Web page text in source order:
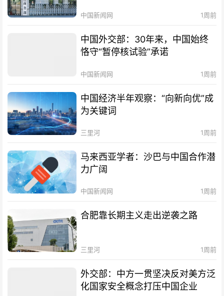
中国新闻网 1周前
中国外交部：30年来，中国始终
恪守“暂停核试验”承诺
中国新闻网 1周前
中国经济半年观察：“向新向优”成
为关键词
三里河 1周前
马来西亚学者：沙巴与中国合作潜
力广阔
中国新闻网 1周前
合肥靠长期主义走出逆袭之路
三里河 1周前
外交部：中方一贯坚决反对美方泛
化国家安全概念打压中国企业